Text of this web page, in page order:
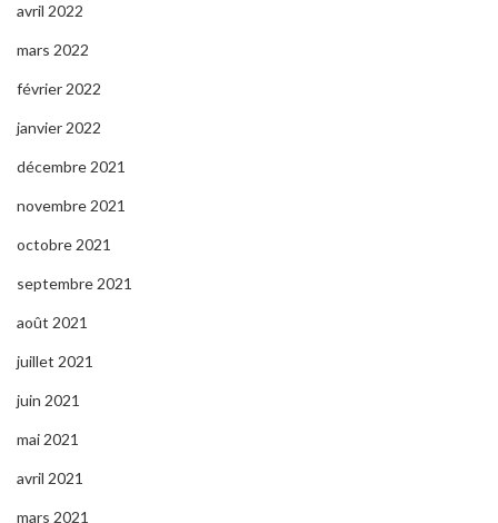
avril 2022
mars 2022
février 2022
janvier 2022
décembre 2021
novembre 2021
octobre 2021
septembre 2021
août 2021
juillet 2021
juin 2021
mai 2021
avril 2021
mars 2021